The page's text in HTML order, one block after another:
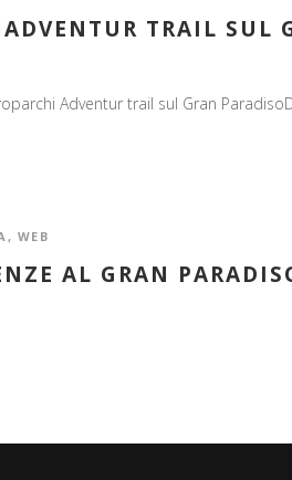
TRAIL SUL
Adventur trail sul Gran
, WEB
AL GRAN